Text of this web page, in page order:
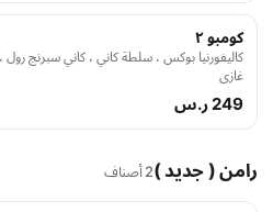
كومبو ٢
غازي
249 ر.س
رامن ( جديد )2 أصناف